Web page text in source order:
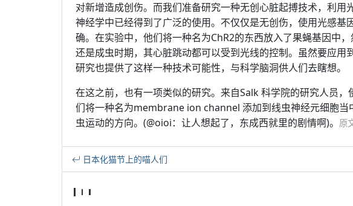
对新增造成创伤。而我们准备研究一种无创心脏起搏技术，利用
神经学中已经得到了广泛的使用。不仅仅是无创伤，使用光感基
确。在实验中，他们将一种名为ChR2的东西放入了果蝇基因中，
还是成虫时期，其心脏跳动都可以受到光线的控制。虽然要应用
研究也提供了这样一种技术可能性，与科学脑洞供人们去瞎想。
在这之前，也有一项类似的研究。来自Salk 科学院的研究人员
们将一种名为membrane ion channel 添加到线虫神经元细胞当
虫运动的方向。(@oioi：让人想起了，东成西就里的剧情啊)。 原
日本化猫节上的喵人们